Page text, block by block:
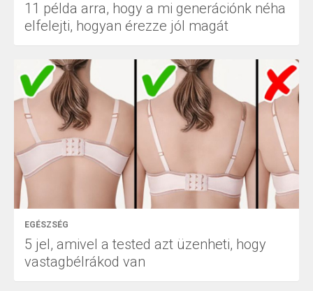
11 példa arra, hogy a mi generációnk néha
elfelejti, hogyan érezze jól magát
EGÉSZSÉG
5 jel, amivel a tested azt üzenheti, hogy
vastagbélrákod van